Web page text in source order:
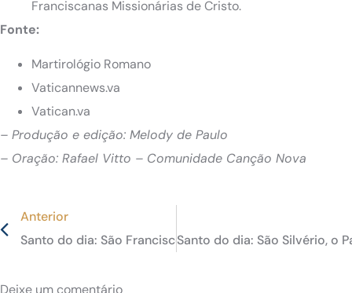
Franciscanas Missionárias de Cristo.
Fonte:
Martirológio Romano
Vaticannews.va
Vatican.va
– Produção e edição: Melody de Paulo
– Oração: Rafael Vitto – Comunidade Canção Nova
Anterior
Santo do dia: São Francisco Antônio Fasani, verdadeiro
Santo do dia: São Silvério, o